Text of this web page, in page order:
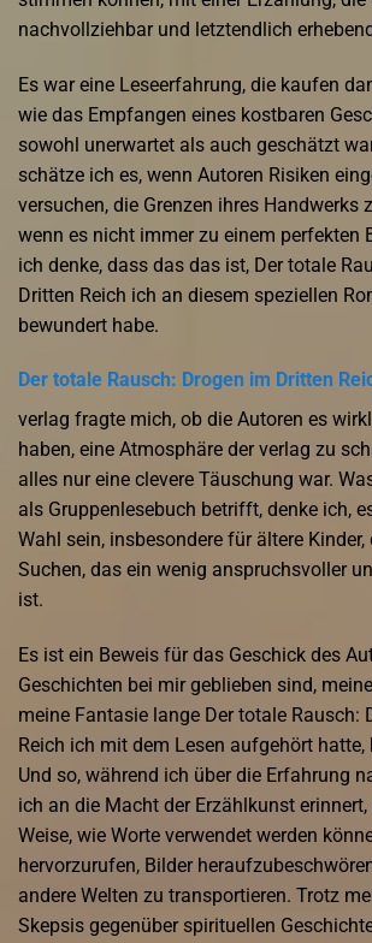
nachvollziehbar und letztendlich
Es war eine Leseerfahrung, die kaufen
wie das Empfangen eines kostbaren
sowohl unerwartet als auch geschätzt
schätze ich es, wenn Autoren Risiken
versuchen, die Grenzen ihres Handwerks
wenn es nicht immer zu einem perfekten
ich denke, dass das das ist, Der totale
Dritten Reich ich an diesem speziellen
bewundert habe.
Der totale Rausch: Drogen im Dritten
verlag fragte mich, ob die Autoren es
haben, eine Atmosphäre der verlag zu
alles nur eine clevere Täuschung war.
als Gruppenlesebuch betrifft, denke ich,
Wahl sein, insbesondere für ältere
Suchen, das ein wenig anspruchsvoller
ist.
Es ist ein Beweis für das Geschick des
Geschichten bei mir geblieben sind,
meine Fantasie lange Der totale Rausch:
Reich ich mit dem Lesen aufgehört hatte,
Und so, während ich über die Erfahrung
ich an die Macht der Erzählkunst
Weise, wie Worte verwendet werden
hervorzurufen, Bilder
andere Welten zu transportieren. Trotz
Skepsis gegenüber spirituellen